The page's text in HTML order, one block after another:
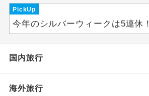
PickUp
今年のシルバーウィークは5連休！
国内旅行
海外旅行